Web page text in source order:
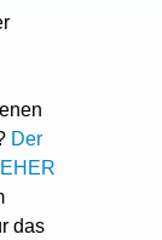
Der
das